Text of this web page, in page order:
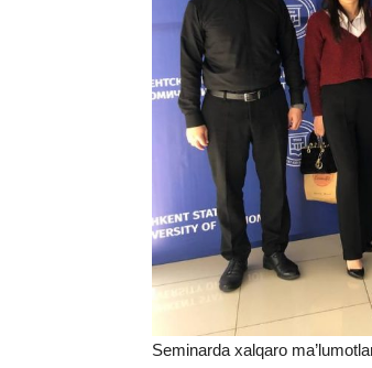
Seminarda xalqaro